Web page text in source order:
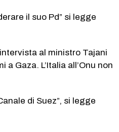
il suo Pd” si legge
al ministro Tajani
a Gaza. L’Italia all’Onu non
di Suez”, si legge